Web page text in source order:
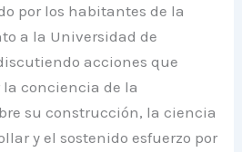
por los habitantes de la
a la Universidad de
acciones que
conciencia de la
su construcción, la ciencia
y el sostenido esfuerzo por